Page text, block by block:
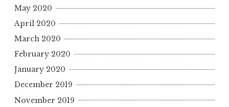
May 2020
April 2020
March 2020
February 2020
January 2020
December 2019
November 2019